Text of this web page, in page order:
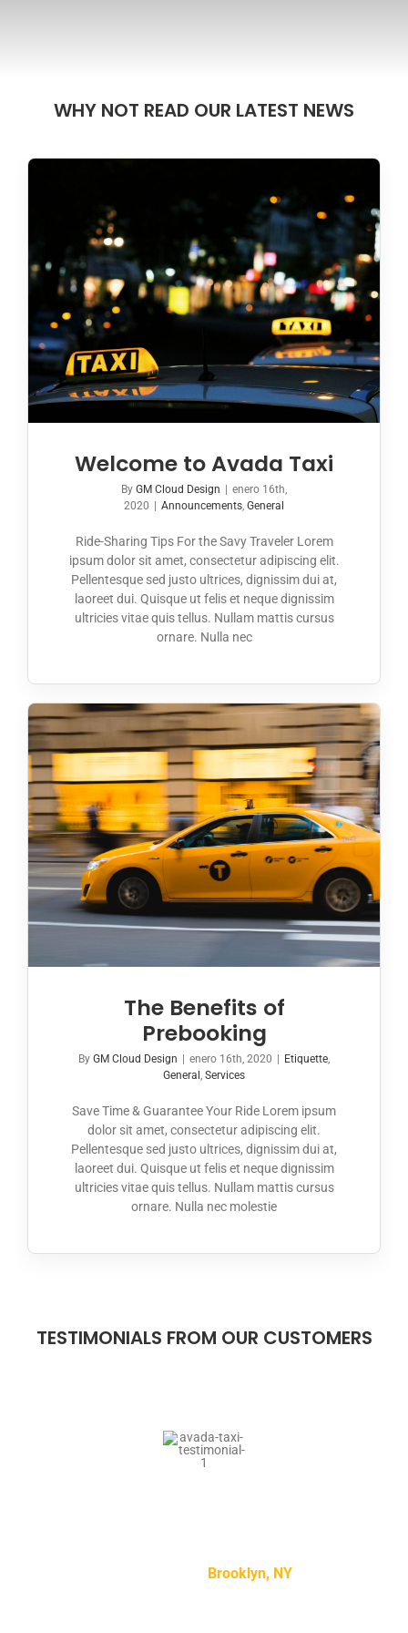
WHY NOT READ OUR LATEST NEWS
Welcome to Avada Taxi
By GM Cloud Design | enero 16th,
2020 | Announcements General
Ride-Sharing Tips For the Savy Traveler Lorem
ipsum dolor sit amet, consectetur adipiscing elit.
Pellentesque sed justo ultrices, dignissim dui at,
laoreet dui. Quisque ut felis et neque dignissim
ultricies vitae quis tellus. Nullam mattis cursus
ornare. Nulla nec
The Benefits of
Prebooking
By GM Cloud Design enero 16th, 2020 Etiquette,
General , Services
Save Time & Guarantee Your Ride Lorem ipsum
dolor sit amet, consectetur adipiscing elit.
Pellentesque sed justo ultrices, dignissim dui at,
laoreet dui. Quisque ut felis et neque dignissim
ultricies vitae quis tellus. Nullam mattis cursus
ornare. Nulla nec molestie
TESTIMONIALS FROM OUR CUSTOMERS
Brooklyn, NY